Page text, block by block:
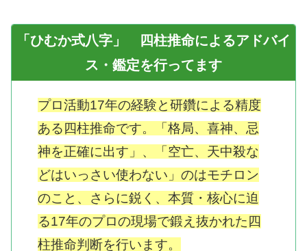
「ひむか式八字」 四柱推命によるアドバイ
ス・鑑定を行ってます
プロ活動17年の経験と研鑽による精度
ある四柱推命です。「格局、喜神、忌
神を正確に出す」、「空亡、天中殺な
どはいっさい使わない」のはモチロン
のこと、さらに鋭く、本質・核心に迫
る17年のプロの現場で鍛え抜かれた四
柱推命判断を行います。